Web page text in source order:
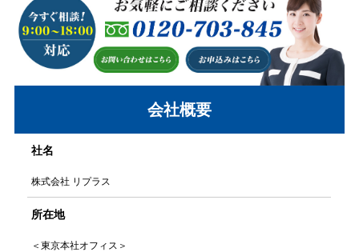
会社概要
社名
株式会社 リプラス
所在地
＜東京本社オフィス＞